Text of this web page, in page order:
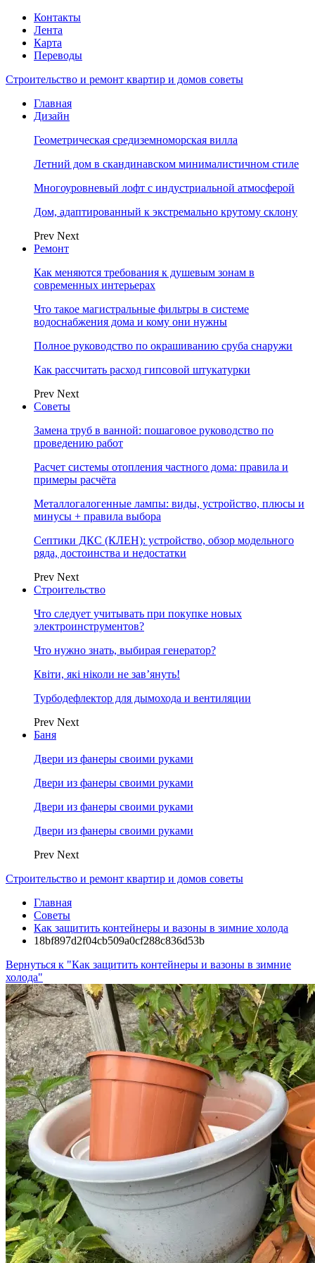
Контакты
Лента
Карта
Переводы
Строительство и ремонт квартир и домов советы
Главная
Дизайн
Геометрическая средиземноморская вилла
Летний дом в скандинавском минималистичном стиле
Многоуровневый лофт с индустриальной атмосферой
Дом, адаптированный к экстремально крутому склону
Prev Next
Ремонт
Как меняются требования к душевым зонам в
современных интерьерах
Что такое магистральные фильтры в системе
водоснабжения дома и кому они нужны
Полное руководство по окрашиванию сруба снаружи
Как рассчитать расход гипсовой штукатурки
Prev Next
Советы
Замена труб в ванной: пошаговое руководство по
проведению работ
Расчет системы отопления частного дома: правила и
примеры расчёта
Металлогалогенные лампы: виды, устройство, плюсы и
минусы + правила выбора
Септики ДКС (КЛЕН): устройство, обзор модельного
ряда, достоинства и недостатки
Prev Next
Строительство
Что следует учитывать при покупке новых
электроинструментов?
Что нужно знать, выбирая генератор?
Квіти, які ніколи не зав’януть!
Турбодефлектор для дымохода и вентиляции
Prev Next
Баня
Двери из фанеры своими руками
Двери из фанеры своими руками
Двери из фанеры своими руками
Двери из фанеры своими руками
Prev Next
Строительство и ремонт квартир и домов советы
Главная
Советы
Как защитить контейнеры и вазоны в зимние холода
18bf897d2f04cb509a0cf288c836d53b
Вернуться к "Как защитить контейнеры и вазоны в зимние
холода"